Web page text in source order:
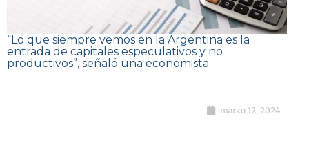
“Lo que siempre vemos en la Argentina es la
entrada de capitales especulativos y no
productivos”, señaló una economista
marzo 12, 2024